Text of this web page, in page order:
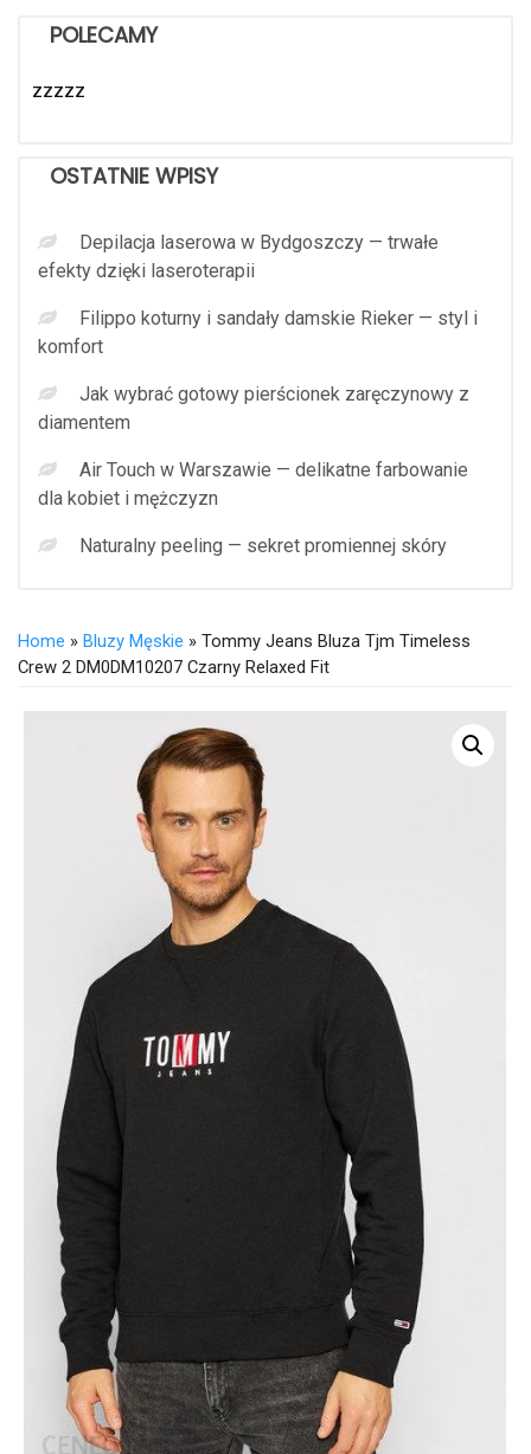
POLECAMY
zzzzz
OSTATNIE WPISY
Depilacja laserowa w Bydgoszczy — trwałe
efekty dzięki laseroterapii
Filippo koturny i sandały damskie Rieker — styl i
komfort
Jak wybrać gotowy pierścionek zaręczynowy z
diamentem
Air Touch w Warszawie — delikatne farbowanie
dla kobiet i mężczyzn
Naturalny peeling — sekret promiennej skóry
Home » Bluzy Męskie » Tommy Jeans Bluza Tjm Timeless
Crew 2 DM0DM10207 Czarny Relaxed Fit